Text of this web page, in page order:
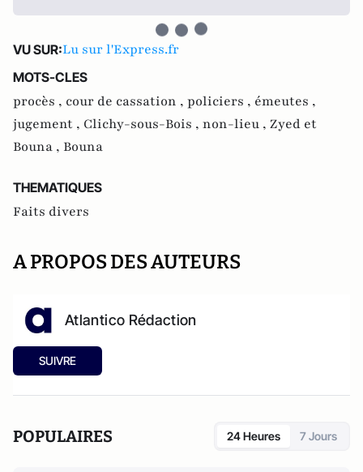
VU SUR:Lu sur l'Express.fr
MOTS-CLES
procès , cour de cassation , policiers , émeutes ,
jugement , Clichy-sous-Bois , non-lieu , Zyed et
Bouna , Bouna
THEMATIQUES
Faits divers
A PROPOS DES AUTEURS
Atlantico Rédaction
SUIVRE
POPULAIRES 24 Heures 7 Jours